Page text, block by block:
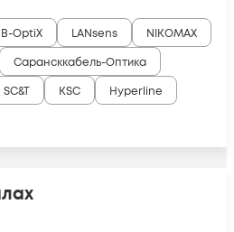
B-OptiX LANsens
NIKOMAX
Сарансккабель-Оптика
SC&T KSC
Hyperline